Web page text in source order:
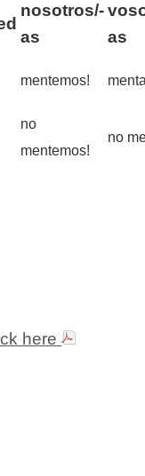
nosotros/-
as
as
mentemos!
no
mentemos!
no
here